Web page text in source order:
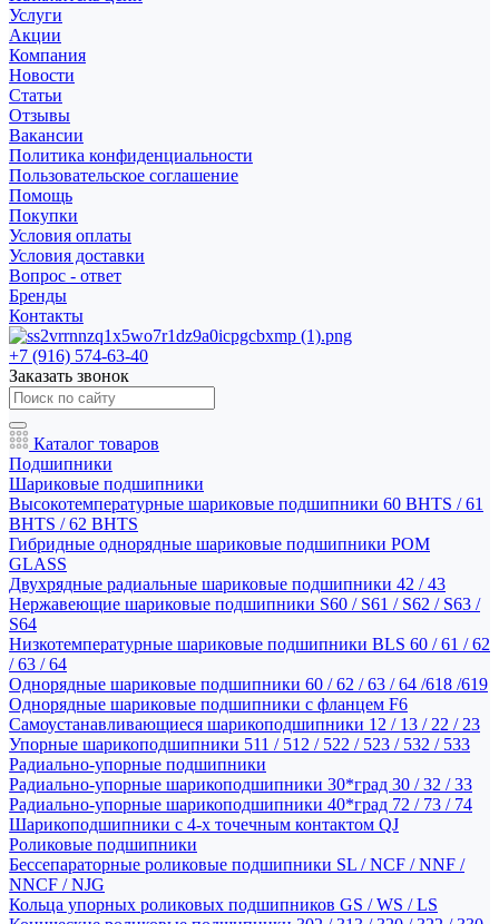
Услуги
Акции
Компания
Новости
Статьи
Отзывы
Вакансии
Политика конфиденциальности
Пользовательское соглашение
Помощь
Покупки
Условия оплаты
Условия доставки
Вопрос - ответ
Бренды
Контакты
+7 (916) 574-63-40
Заказать звонок
Каталог товаров
Подшипники
Шариковые подшипники
Высокотемпературные шариковые подшипники 60 BHTS / 61
BHTS / 62 BHTS
Гибридные однорядные шариковые подшипники POM
GLASS
Двухрядные радиальные шариковые подшипники 42 / 43
Нержавеющие шариковые подшипники S60 / S61 / S62 / S63 /
S64
Низкотемпературные шариковые подшипники BLS 60 / 61 / 62
/ 63 / 64
Однорядные шариковые подшипники 60 / 62 / 63 / 64 /618 /619
Однорядные шариковые подшипники с фланцем F6
Самоустанавливающиеся шарикоподшипники 12 / 13 / 22 / 23
Упорные шарикоподшипники 511 / 512 / 522 / 523 / 532 / 533
Радиально-упорные подшипники
Радиально-упорные шарикоподшипники 30*град 30 / 32 / 33
Радиально-упорные шарикоподшипники 40*град 72 / 73 / 74
Шарикоподшипники с 4-х точечным контактом QJ
Роликовые подшипники
Бессепараторные роликовые подшипники SL / NCF / NNF /
NNCF / NJG
Кольца упорных роликовых подшипников GS / WS / LS